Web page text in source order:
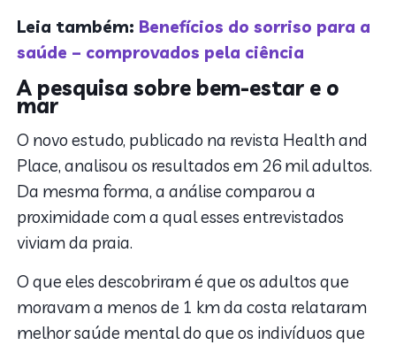
Leia também: Benefícios do sorriso para a
saúde – comprovados pela ciência
A pesquisa sobre bem-estar e o
mar
O novo estudo, publicado na revista Health and
Place, analisou os resultados em 26 mil adultos.
Da mesma forma, a análise comparou a
proximidade com a qual esses entrevistados
viviam da praia.
O que eles descobriram é que os adultos que
moravam a menos de 1 km da costa relataram
melhor saúde mental do que os indivíduos que